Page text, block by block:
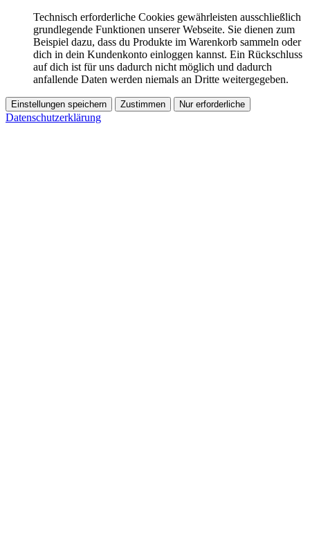
Technisch erforderliche Cookies gewährleisten ausschließlich
grundlegende Funktionen unserer Webseite. Sie dienen zum
Beispiel dazu, dass du Produkte im Warenkorb sammeln oder
dich in dein Kundenkonto einloggen kannst. Ein Rückschluss
auf dich ist für uns dadurch nicht möglich und dadurch
anfallende Daten werden niemals an Dritte weitergegeben.
Einstellungen speichern Zustimmen Nur erforderliche
Datenschutzerklärung